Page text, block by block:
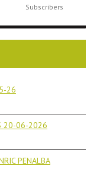
Subscribers
26
20-06-2026
PENALBA